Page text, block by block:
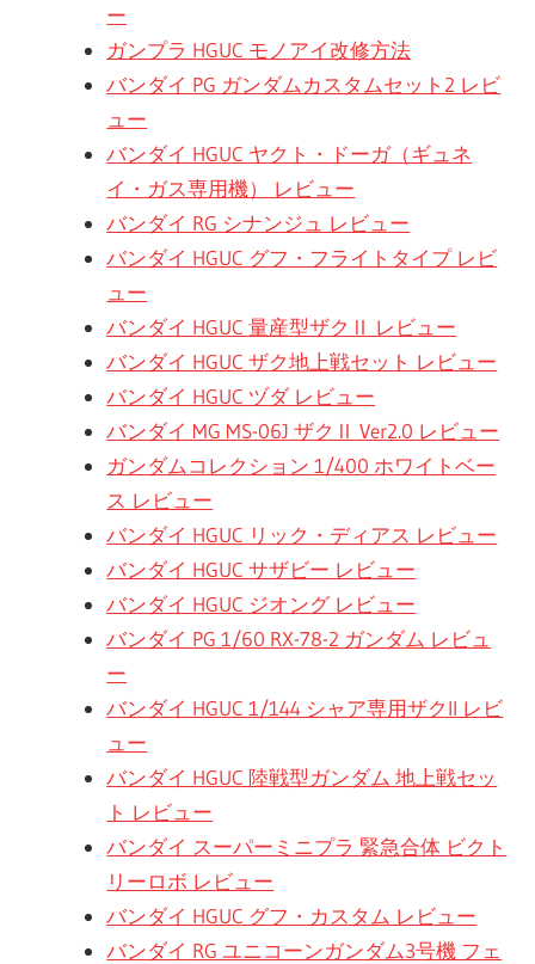
ー
ガンプラ HGUC モノアイ改修方法
バンダイ PG ガンダムカスタムセット2 レビ
ュー
バンダイ HGUC ヤクト・ドーガ（ギュネ
イ・ガス専用機） レビュー
バンダイ RG シナンジュ レビュー
バンダイ HGUC グフ・フライトタイプ レビ
ュー
バンダイ HGUC 量産型ザクⅡ レビュー
バンダイ HGUC ザク地上戦セット レビュー
バンダイ HGUC ヅダ レビュー
バンダイ MG MS-06J ザクⅡ Ver2.0 レビュー
ガンダムコレクション 1/400 ホワイトベー
ス レビュー
バンダイ HGUC リック・ディアス レビュー
バンダイ HGUC サザビー レビュー
バンダイ HGUC ジオング レビュー
バンダイ PG 1/60 RX-78-2 ガンダム レビュ
ー
バンダイ HGUC 1/144 シャア専用ザクII レビ
ュー
バンダイ HGUC 陸戦型ガンダム 地上戦セッ
ト レビュー
バンダイ スーパーミニプラ 緊急合体 ビクト
リーロボ レビュー
バンダイ HGUC グフ・カスタム レビュー
バンダイ RG ユニコーンガンダム3号機 フェ